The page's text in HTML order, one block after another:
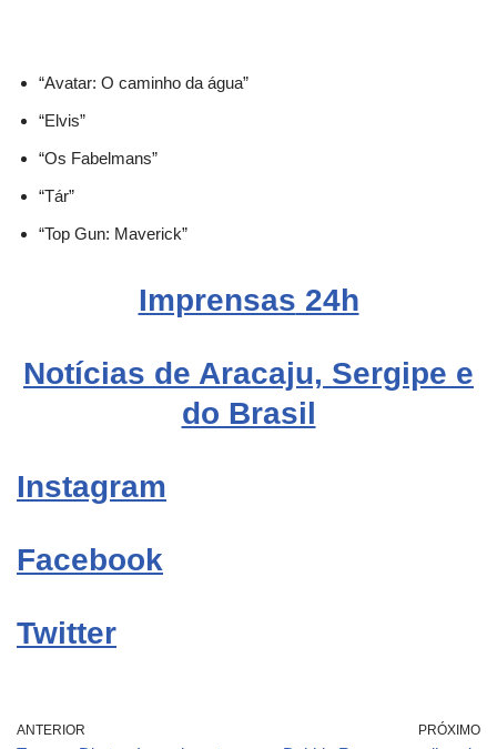
“Avatar: O caminho da água”
“Elvis”
“Os Fabelmans”
“Tár”
“Top Gun: Maverick”
Imprensas 24h
Notícias de Aracaju, Sergipe e
do Brasil
Instagram
Facebook
Twitter
ANTERIOR PRÓXIMO